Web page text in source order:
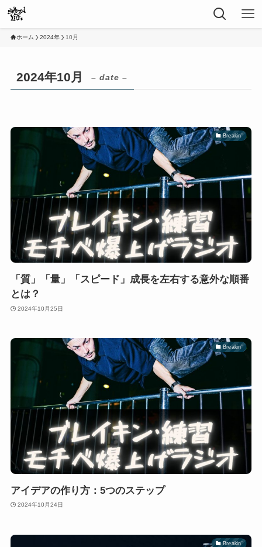
ホーム 2024年 10月
2024年10月 – date –
Breakin'
「質」「量」「スピード」成長を左右する意外な順番
とは？
2024年10月25日
Breakin'
アイデアの作り方：5つのステップ
2024年10月24日
Breakin'